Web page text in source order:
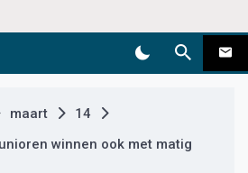
Actueel
maart
14
winnen ook met matig